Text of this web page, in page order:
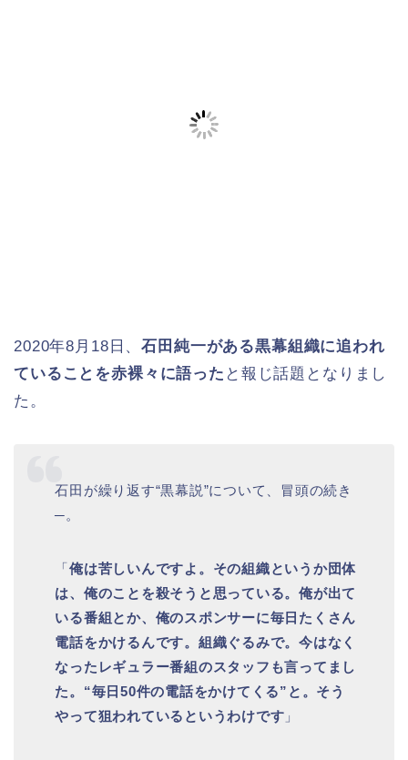
2020年8月18日、石田純一がある黒幕組織に追われ
ていることを赤裸々に語った と報じ話題となりまし
た。
石田が繰り返す“黒幕説”について、冒頭の続き
─。
「俺は苦しいんですよ。その組織というか団体
は、俺のことを殺そうと思っている。俺が出て
いる番組とか、俺のスポンサーに毎日たくさん
電話をかけるんです。組織ぐるみで。今はなく
なったレギュラー番組のスタッフも言ってまし
た。“毎日50件の電話をかけてくる”と。そう
やって狙われているというわけです 」